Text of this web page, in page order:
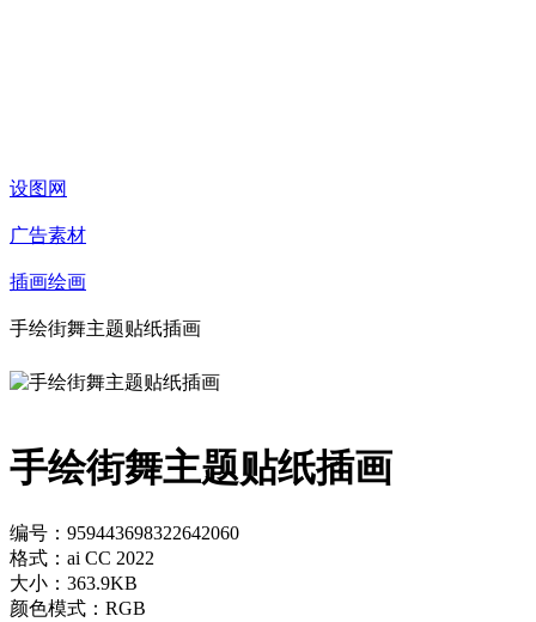
设图网
广告素材
插画绘画
手绘街舞主题贴纸插画
手绘街舞主题贴纸插画
编号：959443698322642060
格式：ai CC 2022
大小：363.9KB
颜色模式：RGB